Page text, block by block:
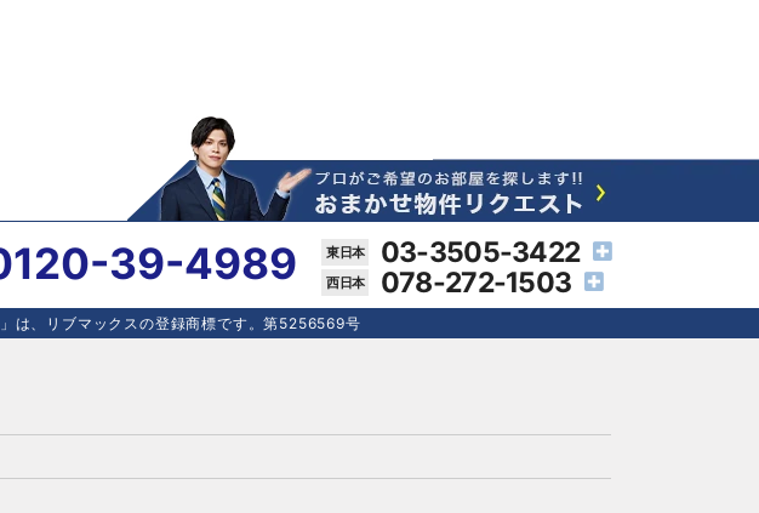
39-4989
03-3505-3422
078-272-1503
は、リブマックスの登録商標です。第5256569号